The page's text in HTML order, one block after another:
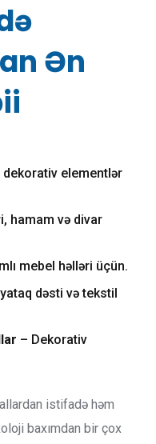
Ən
dekorativ elementlər
hamam və divar
mebel həlləri üçün.
dəsti və tekstil
– Dekorativ
istifadə həm
baxımdan bir çox